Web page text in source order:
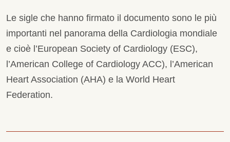
Le sigle che hanno firmato il documento sono le più
importanti nel panorama della Cardiologia mondiale
e cioè l’European Society of Cardiology (ESC),
l’American College of Cardiology ACC), l’American
Heart Association (AHA) e la World Heart
Federation.